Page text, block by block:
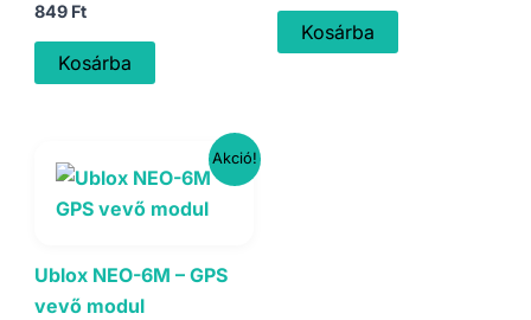
849 Ft
Kosárba
Kosárba
Akció!
Ublox NEO-6M – GPS
vevő modul